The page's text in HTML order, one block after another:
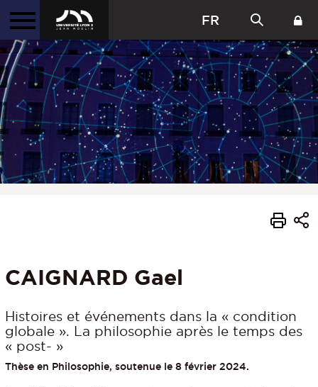
FR
CAIGNARD Gael
Histoires et événements dans la « condition
globale ». La philosophie après le temps des
« post- »
Thèse en Philosophie, soutenue le 8 février 2024.